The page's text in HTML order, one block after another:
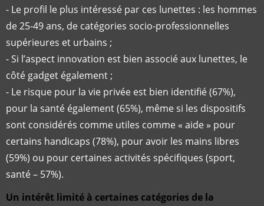
- Le profil le plus intéressé par ces lunettes : les hommes
de 25-49 ans, de catégories socio-professionnelles
supérieures et urbains ;
- Si l’aspect innovation est bien associé aux lunettes, le
côté gadget également ;
- Le risque pour la vie privée est bien identifié (67%),
pour la santé également (65%), même si les dispositifs
sont considérés comme utiles comme « aide » pour
certains handicaps (78%), pour avoir les mains libres
(59%) ou pour certaines activités spécifiques (sport,
santé – 57%).
Un intérêt limité à certaines catégories de la